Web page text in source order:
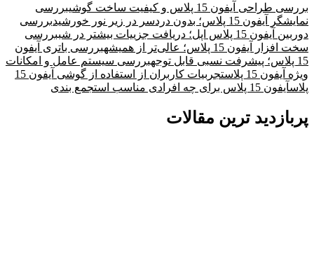
بررسی طراحی آیفون 15 پلاس و کیفیت ساخت گوشی
بررسی
نمایشگر آیفون 15 پلاس؛ بدون دردسر در زیر نور خورشید
بررسی
دوربین آیفون 15 پلاس اپل؛ دریافت جزییات بیشتر در شب
بررسی
سخت افزار آیفون 15 پلاس؛ عالی‌تر از همیشه
بررسی باتری آیفون
15 پلاس؛ پیشرفت نسبی قابل توجه
بررسی سیستم عامل و امکانات
ویژه آیفون 15 پلاس
تجربیات کاربران از استفاده از گوشی آیفون 15
پلاسآیفون 15 پلاس برای چه افرادی مناسب است جمع بندی
پربازدید ترین مقالات